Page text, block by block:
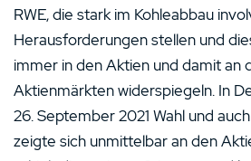
RWE, die stark im Kohleabbau
Herausforderungen stellen und
immer in den Aktien und damit an
Aktienmärkten widerspiegeln. In
26. September 2021 Wahl und
zeigte sich unmittelbar an den